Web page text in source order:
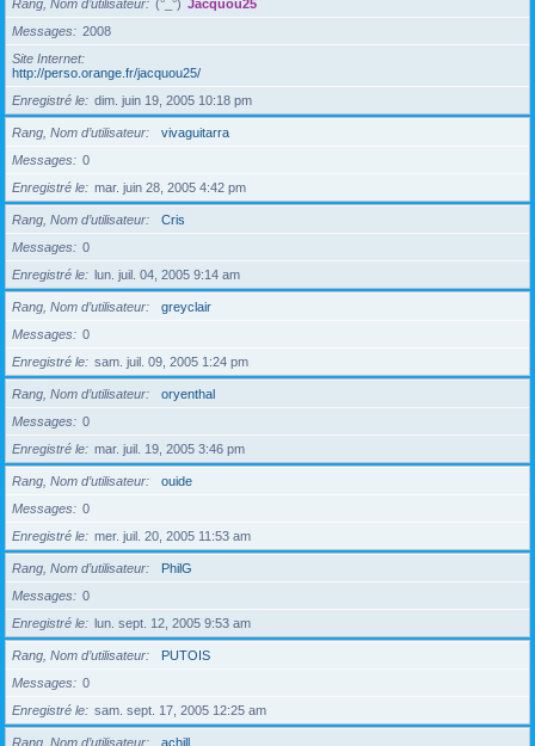
Rang, Nom d’utilisateur (°_°) Jacquou25
Messages
2008
Site Internet
http://perso.orange.fr/jacquou25/
Enregistré le
dim. juin 19, 2005 10:18 pm
Rang, Nom d’utilisateur
vivaguitarra
Messages
0
Enregistré le
mar. juin 28, 2005 4:42 pm
Rang, Nom d’utilisateur
Cris
Messages
0
Enregistré le
lun. juil. 04, 2005 9:14 am
Rang, Nom d’utilisateur
greyclair
Messages
0
Enregistré le
sam. juil. 09, 2005 1:24 pm
Rang, Nom d’utilisateur
oryenthal
Messages
0
Enregistré le
mar. juil. 19, 2005 3:46 pm
Rang, Nom d’utilisateur
ouide
Messages
0
Enregistré le
mer. juil. 20, 2005 11:53 am
Rang, Nom d’utilisateur
PhilG
Messages
0
Enregistré le
lun. sept. 12, 2005 9:53 am
Rang, Nom d’utilisateur
PUTOIS
Messages
0
Enregistré le
sam. sept. 17, 2005 12:25 am
Rang, Nom d’utilisateur
achill